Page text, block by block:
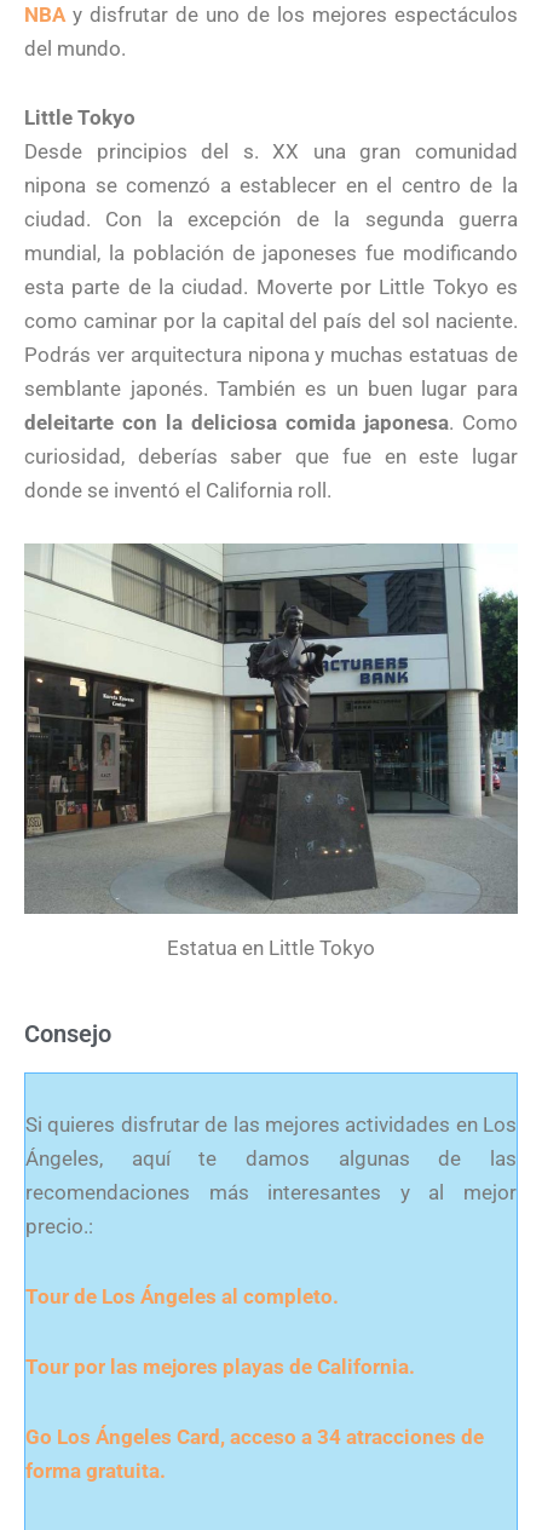
NBA y disfrutar de uno de los mejores espectáculos
del mundo.
Little Tokyo
Desde principios del s. XX una gran comunidad
nipona se comenzó a establecer en el centro de la
ciudad. Con la excepción de la segunda guerra
mundial, la población de japoneses fue modificando
esta parte de la ciudad. Moverte por Little Tokyo es
como caminar por la capital del país del sol naciente.
Podrás ver arquitectura nipona y muchas estatuas de
semblante japonés. También es un buen lugar para
deleitarte con la deliciosa comida japonesa. Como
curiosidad, deberías saber que fue en este lugar
donde se inventó el California roll.
Estatua en Little Tokyo
Consejo
Si quieres disfrutar de las mejores actividades en Los
Ángeles, aquí te damos algunas de las
recomendaciones más interesantes y al mejor
precio.:
Tour de Los Ángeles al completo.
Tour por las mejores playas de California.
Go Los Ángeles Card, acceso a 34 atracciones de
forma gratuita.